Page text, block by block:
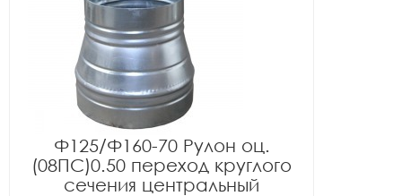
Ф125/Ф160-70 Рулон оц.
(08ПС)0.50 переход круглого
сечения центральный